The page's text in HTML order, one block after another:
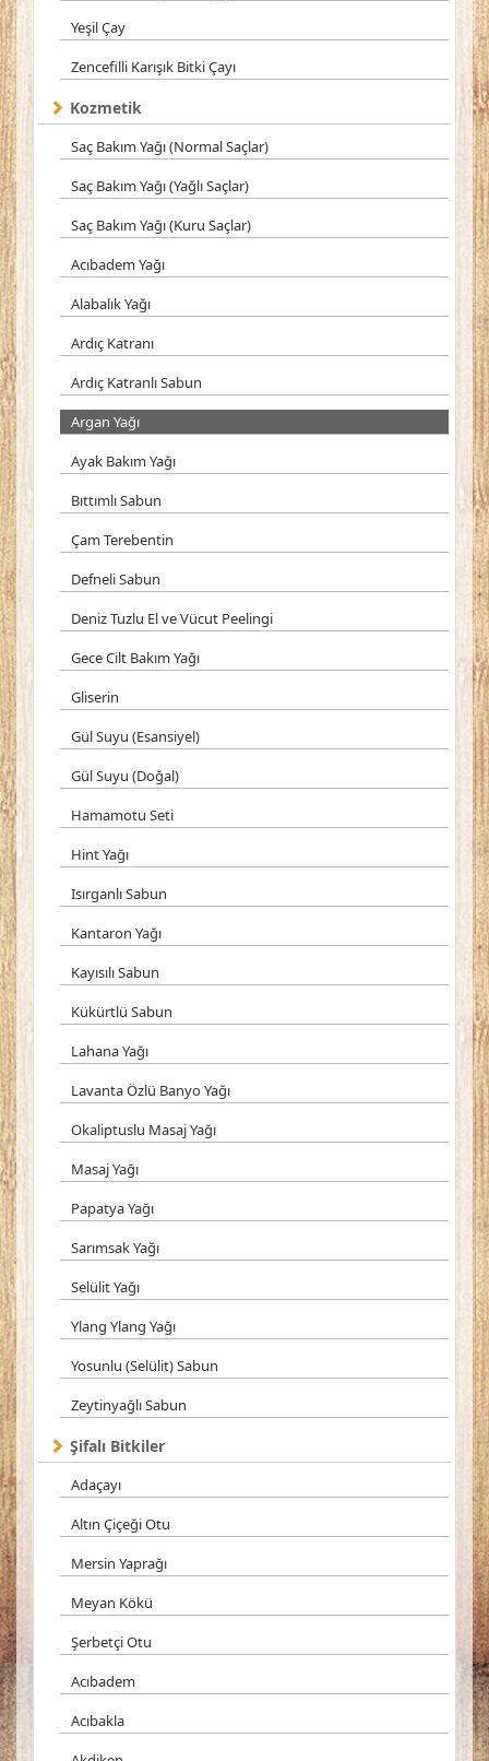
Yeşil Çay
Zencefilli Karışık Bitki Çayı
Kozmetik
Saç Bakım Yağı (Normal Saçlar)
Saç Bakım Yağı (Yağlı Saçlar)
Saç Bakım Yağı (Kuru Saçlar)
Acıbadem Yağı
Alabalık Yağı
Ardıç Katranı
Ardıç Katranlı Sabun
Argan Yağı
Ayak Bakım Yağı
Bıttımlı Sabun
Çam Terebentin
Defneli Sabun
Deniz Tuzlu El ve Vücut Peelingi
Gece Cilt Bakım Yağı
Gliserin
Gül Suyu (Esansiyel)
Gül Suyu (Doğal)
Hamamotu Seti
Hint Yağı
Isırganlı Sabun
Kantaron Yağı
Kayısılı Sabun
Kükürtlü Sabun
Lahana Yağı
Lavanta Özlü Banyo Yağı
Okaliptuslu Masaj Yağı
Masaj Yağı
Papatya Yağı
Sarımsak Yağı
Selülit Yağı
Ylang Ylang Yağı
Yosunlu (Selülit) Sabun
Zeytinyağlı Sabun
Şifalı Bitkiler
Adaçayı
Altın Çiçeği Otu
Mersin Yaprağı
Meyan Kökü
Şerbetçi Otu
Acıbadem
Acıbakla